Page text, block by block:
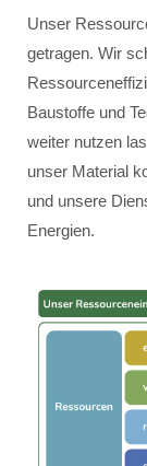
Unser
getragen. Wir
Baustoffe und
weiter nutzen
unser Material
und unsere
Energien.